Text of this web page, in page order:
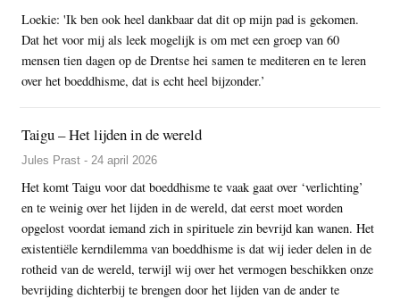
Loekie: 'Ik ben ook heel dankbaar dat dit op mijn pad is gekomen.
Dat het voor mij als leek mogelijk is om met een groep van 60
mensen tien dagen op de Drentse hei samen te mediteren en te leren
over het boeddhisme, dat is echt heel bijzonder.’
Taigu – Het lijden in de wereld
Jules Prast - 24 april 2026
Het komt Taigu voor dat boeddhisme te vaak gaat over ‘verlichting’
en te weinig over het lijden in de wereld, dat eerst moet worden
opgelost voordat iemand zich in spirituele zin bevrijd kan wanen. Het
existentiële kerndilemma van boeddhisme is dat wij ieder delen in de
rotheid van de wereld, terwijl wij over het vermogen beschikken onze
bevrijding dichterbij te brengen door het lijden van de ander te